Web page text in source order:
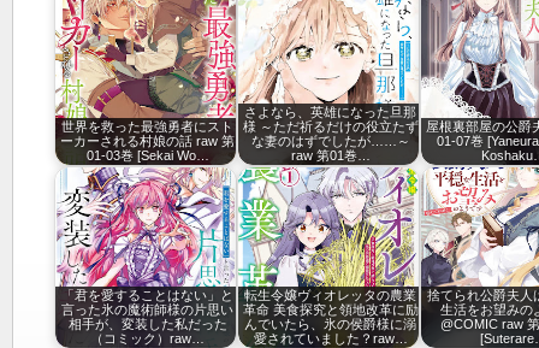
世界を救った最強勇者にスト
ーカーされる村娘の話 raw 第
01-03巻 [Sekai Wo…
さよなら、英雄になった旦那
様 ～ただ祈るだけの役立たず
な妻のはずでしたが……～
raw 第01巻…
屋根裏部屋の公爵
01-07巻
「君を愛することはない」と
言った氷の魔術師様の片思い
相手が、変装した私だった
（コミック）raw…
転生令嬢ヴィオレッタの農業
革命 美食探究と領地改革に励
んでいたら、氷の侯爵様に溺
愛されていました？raw…
捨てられ公爵夫人
生活をお望みの
@COMIC raw